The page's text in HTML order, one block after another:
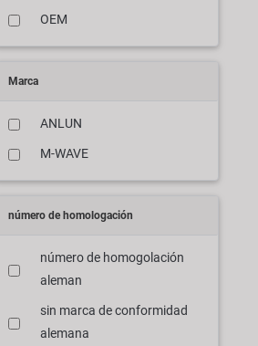
OEM
Marca
ANLUN
M-WAVE
número de homologación
número de homogolación
aleman
sin marca de conformidad
alemana